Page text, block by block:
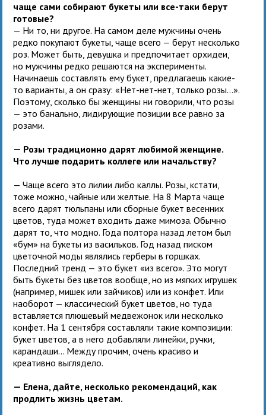
чаще сами собирают букеты или все-таки берут
готовые?
— Ни то, ни другое. На самом деле мужчины очень
редко покупают букеты, чаще всего — берут несколько
роз. Может быть, девушка и предпочитает орхидеи,
но мужчины редко решаются на эксперименты.
Начинаешь составлять ему букет, предлагаешь какие-
то варианты, а он сразу: «Нет-нет-нет, только розы…».
Поэтому, сколько бы женщины ни говорили, что розы
— это банально, лидирующие позиции все равно за
розами.
— Розы традиционно дарят любимой женщине.
Что лучше подарить коллеге или начальству?
— Чаще всего это лилии либо каллы. Розы, кстати,
тоже можно, чайные или желтые. На 8 Марта чаще
всего дарят тюльпаны или сборные букет весенних
цветов, туда может входить даже мимоза. Обычно
дарят то, что модно. Года полтора назад летом был
«бум» на букеты из васильков. Год назад писком
цветочной моды являлись герберы в горшках.
Последний тренд — это букет «из всего». Это могут
быть букеты без цветов вообще, но из мягких игрушек
(например, мишек или зайчиков) или из конфет. Или
наоборот — классический букет цветов, но туда
вставляется плюшевый медвежонок или несколько
конфет. На 1 сентября составляли такие композиции:
букет цветов, а в него добавляли линейки, ручки,
карандаши… Между прочим, очень красиво и
креативно выглядело.
— Елена, дайте, несколько рекомендаций, как
продлить жизнь цветам.